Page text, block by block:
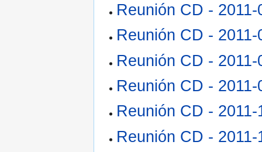
Reunión CD - 2011-
Reunión CD - 2011-
Reunión CD - 2011-
Reunión CD - 2011-
Reunión CD - 2011-
Reunión CD - 2011-